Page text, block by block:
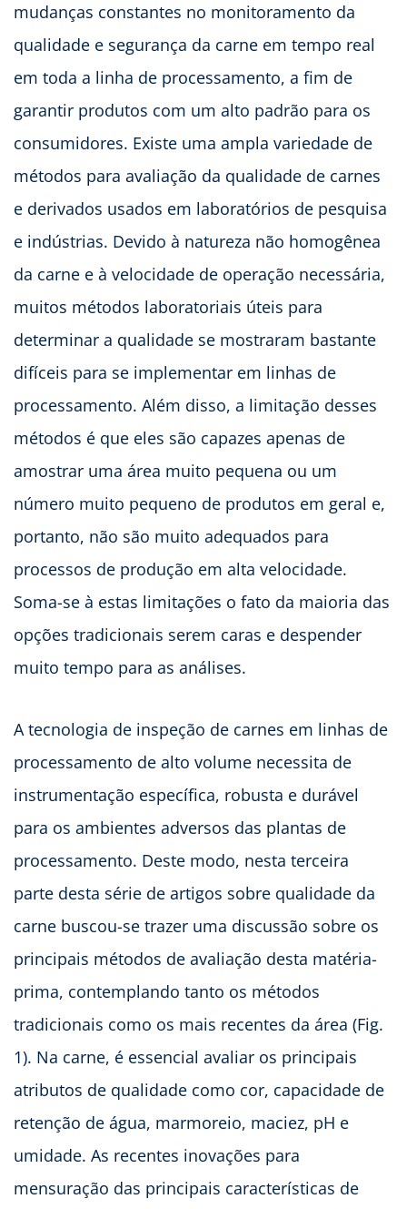
mudanças constantes no monitoramento da
qualidade e segurança da carne em tempo real
em toda a linha de processamento, a fim de
garantir produtos com um alto padrão para os
consumidores. Existe uma ampla variedade de
métodos para avaliação da qualidade de carnes
e derivados usados em laboratórios de pesquisa
e indústrias. Devido à natureza não homogênea
da carne e à velocidade de operação necessária,
muitos métodos laboratoriais úteis para
determinar a qualidade se mostraram bastante
difíceis para se implementar em linhas de
processamento. Além disso, a limitação desses
métodos é que eles são capazes apenas de
amostrar uma área muito pequena ou um
número muito pequeno de produtos em geral e,
portanto, não são muito adequados para
processos de produção em alta velocidade.
Soma-se à estas limitações o fato da maioria das
opções tradicionais serem caras e despender
muito tempo para as análises.
A tecnologia de inspeção de carnes em linhas de
processamento de alto volume necessita de
instrumentação específica, robusta e durável
para os ambientes adversos das plantas de
processamento. Deste modo, nesta terceira
parte desta série de artigos sobre qualidade da
carne buscou-se trazer uma discussão sobre os
principais métodos de avaliação desta matéria-
prima, contemplando tanto os métodos
tradicionais como os mais recentes da área (Fig.
1). Na carne, é essencial avaliar os principais
atributos de qualidade como cor, capacidade de
retenção de água, marmoreio, maciez, pH e
umidade. As recentes inovações para
mensuração das principais características de